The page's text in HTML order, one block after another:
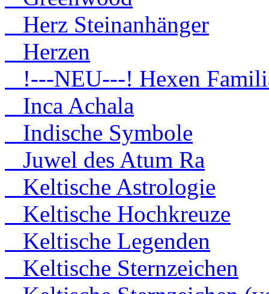
Herz Steinanhänger
Herzen
!---NEU---! Hexen
Inca Achala
Indische Symbole
Juwel des Atum Ra
Keltische Astrologie
Keltische Hochkreuze
Keltische Legenden
Keltische Sternzeichen